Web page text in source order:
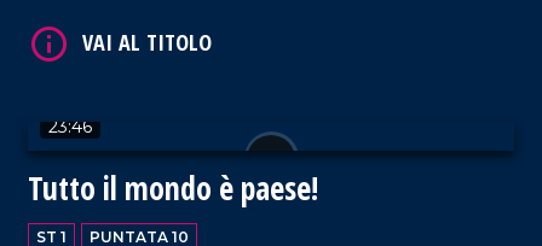
chiesa che oggi è un punto di unione e fede.
23:46
Tutto il mondo è paese!
ST 1 PUNTATA 10
VAI AL TITOLO